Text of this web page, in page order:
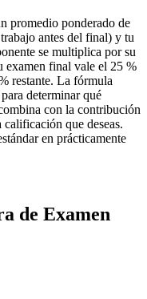
promedio ponderado de
antes del final) y tu
se multiplica por su
examen final vale el 25 %
restante. La fórmula
determinar qué
con la contribución
que deseas.
en prácticamente
de Examen